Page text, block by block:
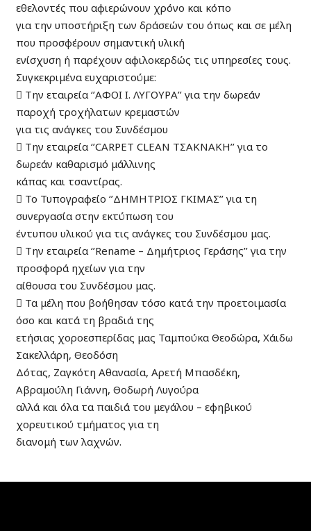
εθελοντές που αφιερώνουν χρόνο και κόπο
για την υποστήριξη των δράσεών του όπως και σε μέλη
που προσφέρουν σημαντική υλική
ενίσχυση ή παρέχουν αφιλοκερδώς τις υπηρεσίες τους.
Συγκεκριμένα ευχαριστούμε:
 Την εταιρεία ‘’ΑΦΟΙ Ι. ΛΥΓΟΥΡΑ’’ για την δωρεάν
παροχή τροχήλατων κρεμαστών
για τις ανάγκες του Συνδέσμου
 Την εταιρεία ‘’CARPET CLEAN ΤΣΑΚΝΑΚΗ’’ για το
δωρεάν καθαρισμό μάλλινης
κάπας και τσαντίρας.
 Το Τυπογραφείο ‘’ΔΗΜΗΤΡΙΟΣ ΓΚΙΜΑΣ’’ για τη
συνεργασία στην εκτύπωση του
έντυπου υλικού για τις ανάγκες του Συνδέσμου μας.
 Την εταιρεία ‘’Rename – Δημήτριος Γεράσης’’ για την
προσφορά ηχείων για την
αίθουσα του Συνδέσμου μας.
 Τα μέλη που βοήθησαν τόσο κατά την προετοιμασία
όσο και κατά τη βραδιά της
ετήσιας χοροεσπερίδας μας Ταμπούκα Θεοδώρα, Χάιδω
Σακελλάρη, Θεοδόση
Δότας, Ζαγκότη Αθανασία, Αρετή Μπασδέκη,
Αβραμούλη Γιάννη, Θοδωρή Λυγούρα
αλλά και όλα τα παιδιά του μεγάλου – εφηβικού
χορευτικού τμήματος για τη
διανομή των λαχνών.